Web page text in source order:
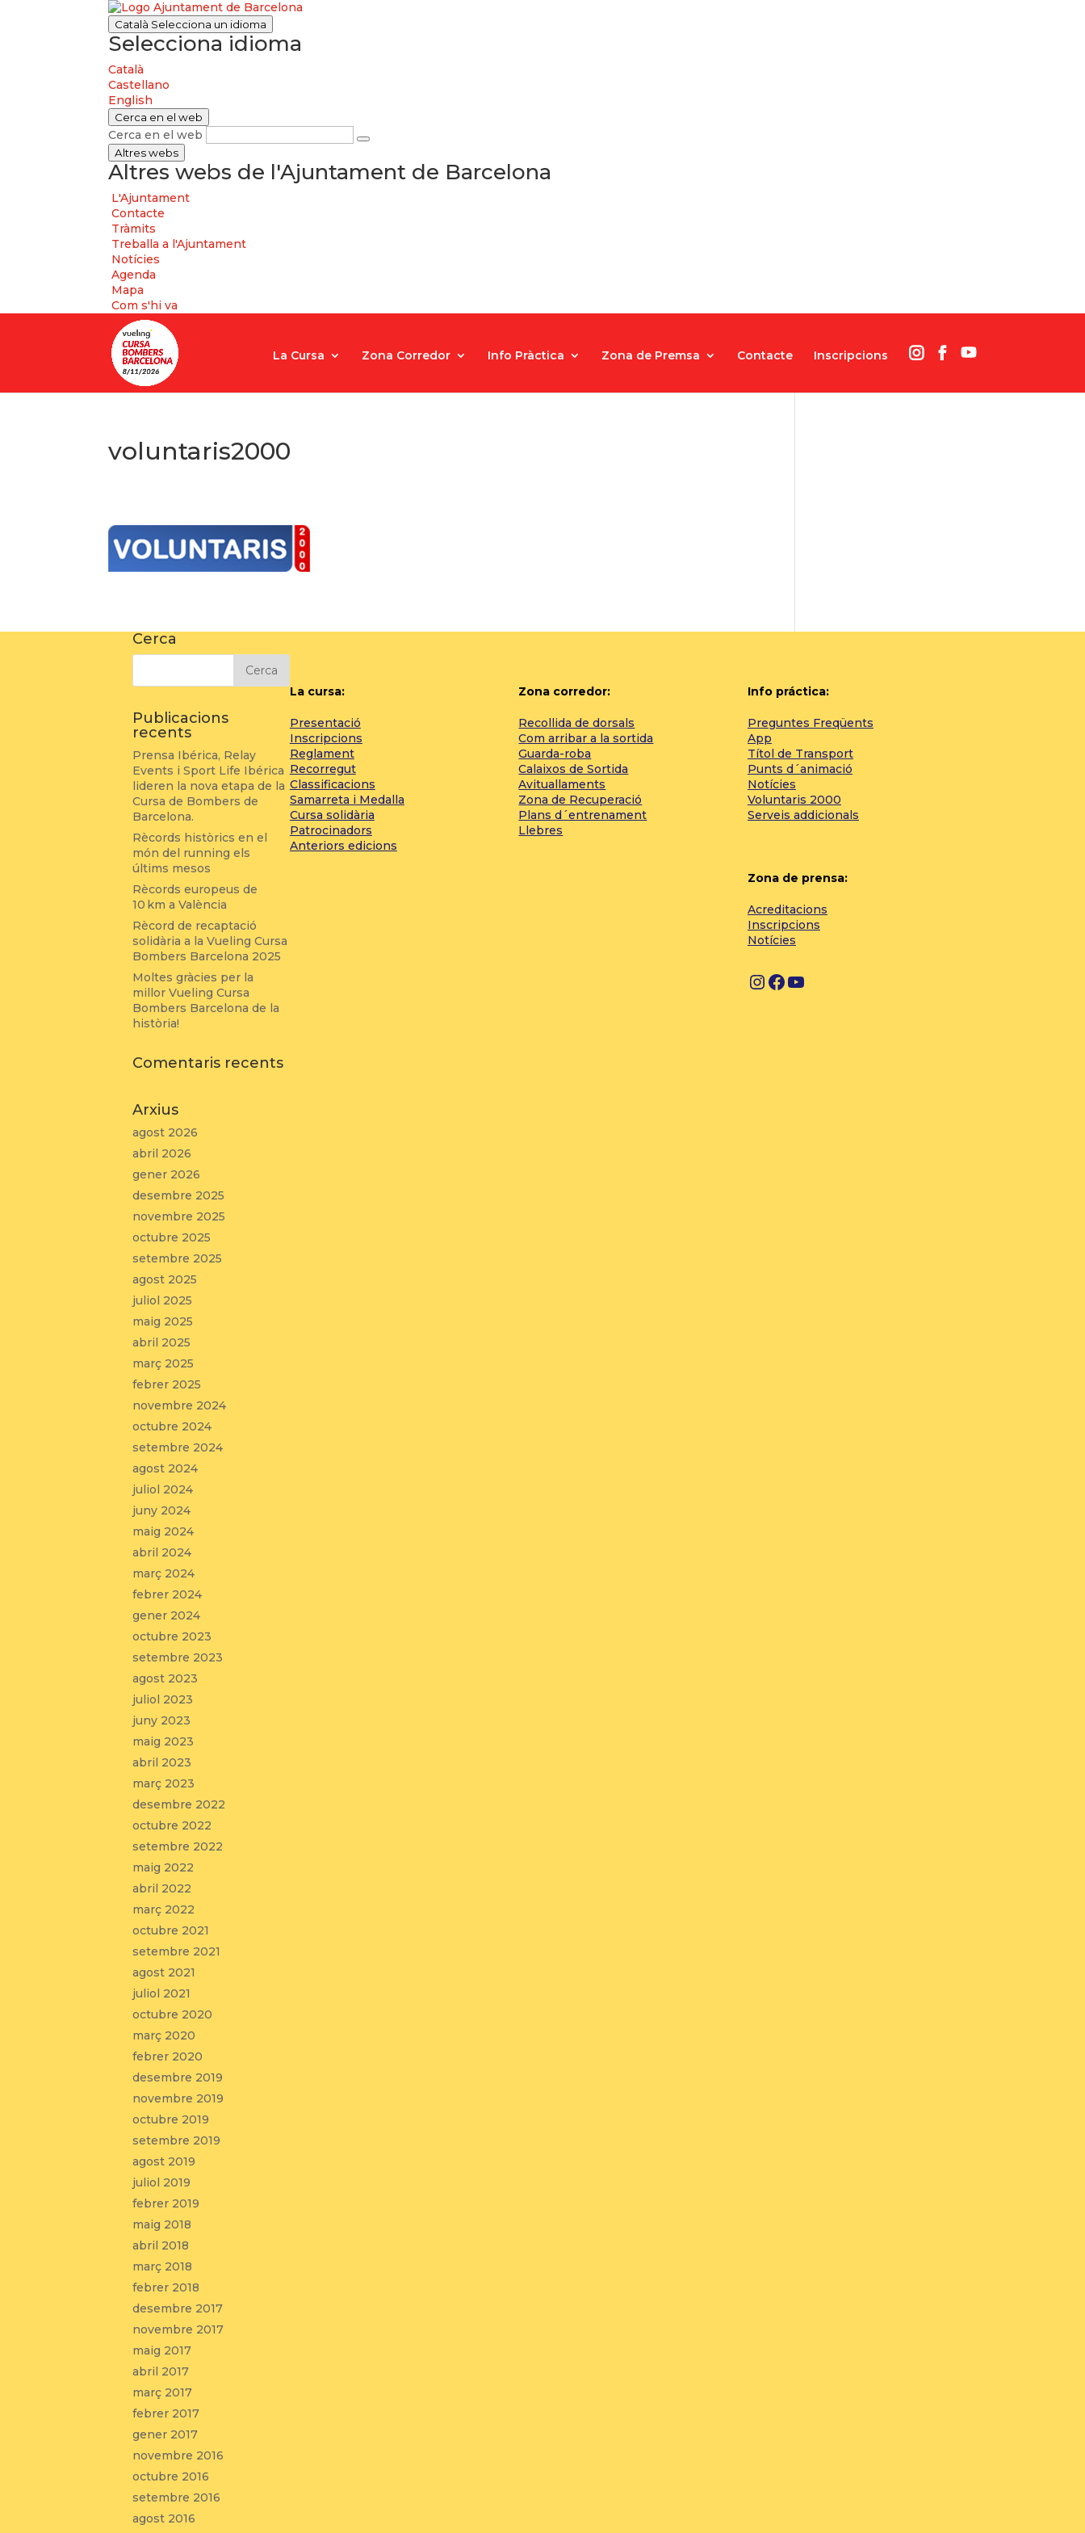
Català Selecciona un idioma
Selecciona idioma
Català
Castellano
English
Cerca en el web
Cerca en el web
Altres webs
Altres webs de l'Ajuntament de Barcelona
L'Ajuntament
Contacte
Tràmits
Treballa a l'Ajuntament
Notícies
Agenda
Mapa
Com s'hi va
La Cursa Zona Corredor Info Pràctica Zona de Premsa Contacte Inscripcions
voluntaris2000
Cerca
Publicacions
recents
Prensa Ibérica, Relay
Events i Sport Life Ibérica
lideren la nova etapa de la
Cursa de Bombers de
Barcelona.
Rècords històrics en el
món del running els
últims mesos
Rècords europeus de
10 km a València
Rècord de recaptació
solidària a la Vueling Cursa
Bombers Barcelona 2025
Moltes gràcies per la
millor Vueling Cursa
Bombers Barcelona de la
història!
Comentaris recents
Arxius
agost 2026
abril 2026
gener 2026
desembre 2025
novembre 2025
octubre 2025
setembre 2025
agost 2025
juliol 2025
maig 2025
abril 2025
març 2025
febrer 2025
novembre 2024
octubre 2024
setembre 2024
agost 2024
juliol 2024
juny 2024
maig 2024
abril 2024
març 2024
febrer 2024
gener 2024
octubre 2023
setembre 2023
agost 2023
juliol 2023
juny 2023
maig 2023
abril 2023
març 2023
desembre 2022
octubre 2022
setembre 2022
maig 2022
abril 2022
març 2022
octubre 2021
setembre 2021
agost 2021
juliol 2021
octubre 2020
març 2020
febrer 2020
desembre 2019
novembre 2019
octubre 2019
setembre 2019
agost 2019
juliol 2019
febrer 2019
maig 2018
abril 2018
març 2018
febrer 2018
desembre 2017
novembre 2017
maig 2017
abril 2017
març 2017
febrer 2017
gener 2017
novembre 2016
octubre 2016
setembre 2016
agost 2016
La cursa:
Presentació
Inscripcions
Reglament
Recorregut
Classificacions
Samarreta i Medalla
Cursa solidària
Patrocinadors
Anteriors edicions
Zona corredor:
Recollida de dorsals
Com arribar a la sortida
Guarda-roba
Calaixos de Sortida
Avituallaments
Zona de Recuperació
Plans d´entrenament
Llebres
Info práctica:
Preguntes Freqüents
App
Títol de Transport
Punts d´animació
Notícies
Voluntaris 2000
Serveis addicionals
Zona de prensa:
Acreditacions
Inscripcions
Notícies
I
F Y